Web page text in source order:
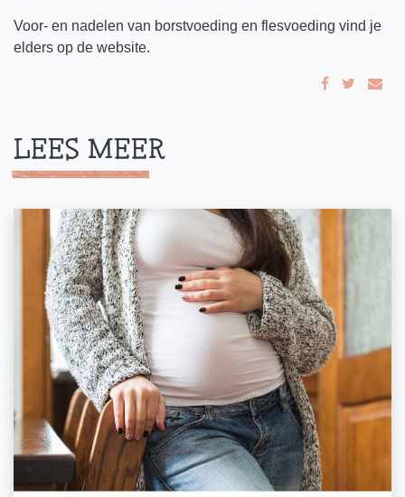
Voor- en nadelen van borstvoeding en flesvoeding vind je
elders op de website.
LEES MEER